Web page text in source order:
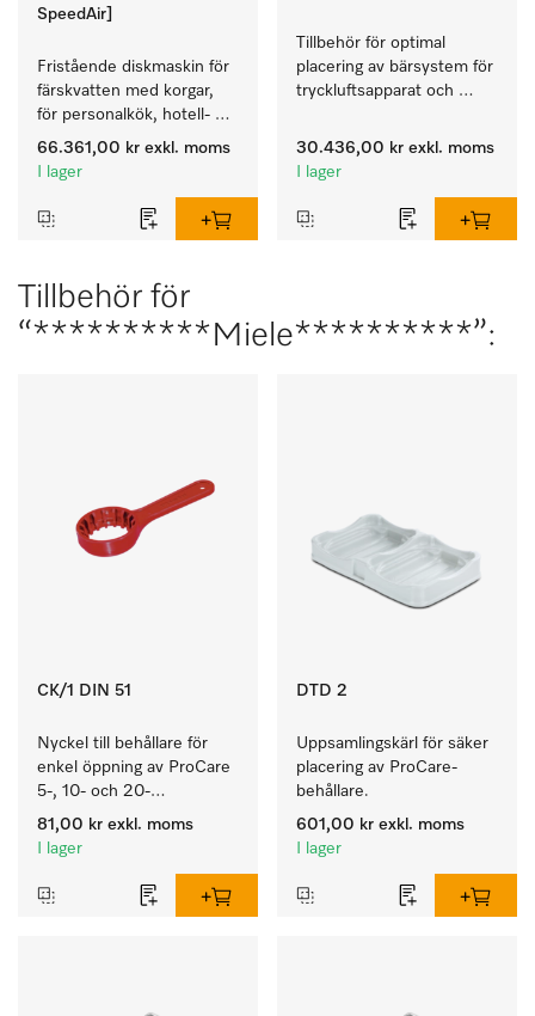
SpeedAir]
Fristående diskmaskin för
färskvatten med korgar,
för personalkök, hotell-
och restaurang,
cateringföretag.
66.361,00 kr exkl. moms
I lager
Tillbehör för optimal
placering av bärsystem för
tryckluftsapparat och
30.436,00 kr exkl. moms
I lager
Tillbehör för
“**********Miele**********”:
CK/1 DIN 51
Nyckel till behållare för
enkel öppning av ProCare
5-, 10- och 20-
litersbehållare.
81,00 kr exkl. moms
I lager
DTD 2
Uppsamlingskärl för säker
placering av ProCare-
behållare.
601,00 kr exkl. moms
I lager